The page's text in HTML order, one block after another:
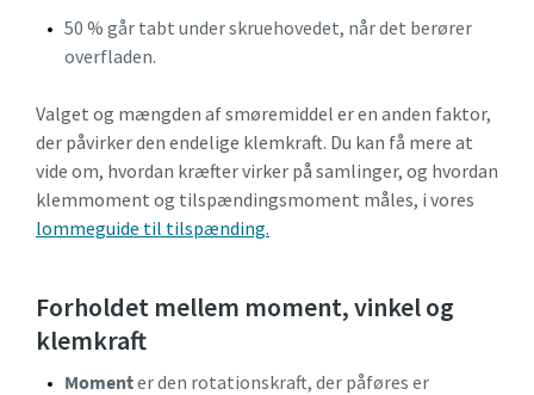
50 % går tabt under skruehovedet, når det berører
overfladen.
Valget og mængden af smøremiddel er en anden faktor,
der påvirker den endelige klemkraft. Du kan få mere at
vide om, hvordan kræfter virker på samlinger, og hvordan
klemmoment og tilspændingsmoment måles, i vores
lommeguide til tilspænding.
Forholdet mellem moment, vinkel og
klemkraft
Momenter den rotationskraft, der påføres er